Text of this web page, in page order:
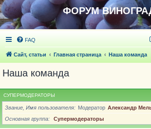
ФОРУМ
FAQ
Сайт, статьи Главная страница Наша команда
Наша команда
СУПЕРМОДЕРАТОРЫ
Звание, Имя пользователя Модератор Александр
Основная группа
Супермодераторы